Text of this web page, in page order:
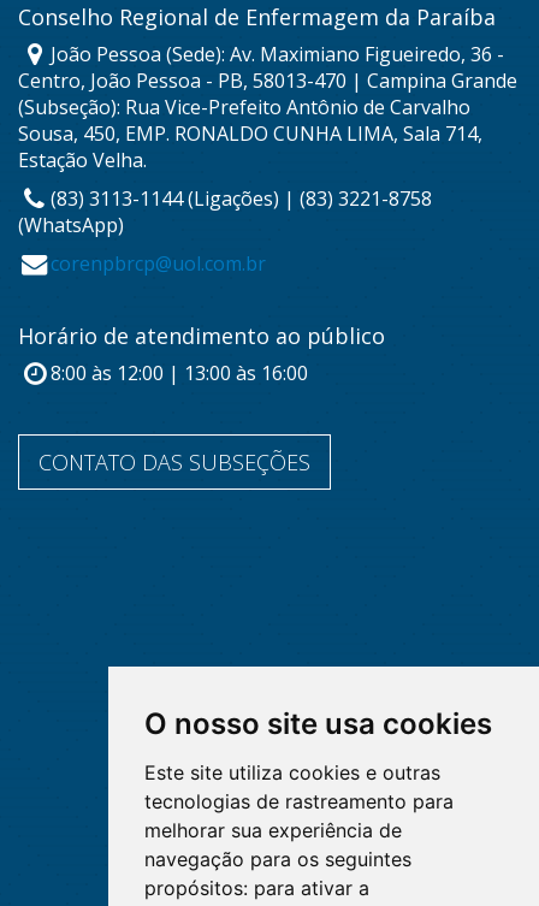
O nosso site usa cookies
Este site utiliza cookies e outras
tecnologias de rastreamento para
melhorar sua experiência de
navegação para os seguintes
propósitos: para ativar a
Conselho Regional de Enfermagem da Paraíba
João Pessoa (Sede): Av. Maximiano Figueiredo, 36 -
Centro, João Pessoa - PB, 58013-470 | Campina Grande
(Subseção): Rua Vice-Prefeito Antônio de Carvalho
Sousa, 450, EMP. RONALDO CUNHA LIMA, Sala 714,
Estação Velha.
(83) 3113-1144 (Ligações) | (83) 3221-8758
(WhatsApp)
corenpbrcp@uol.com.br
Horário de atendimento ao público
8:00 às 12:00 | 13:00 às 16:00
CONTATO DAS SUBSEÇÕES